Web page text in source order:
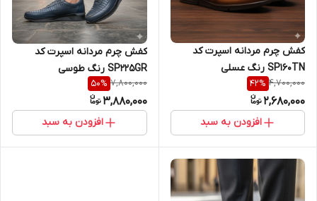
کفش چرم مردانه اسپرت کد
SP160TN رنگ عسلی
4,700,000
42%
2,680,000
افزودن به سبد
کفش چرم مردانه اسپرت کد
SP225GR رنگ طوسی
7,800,000
50%
3,880,000
افزودن به سبد